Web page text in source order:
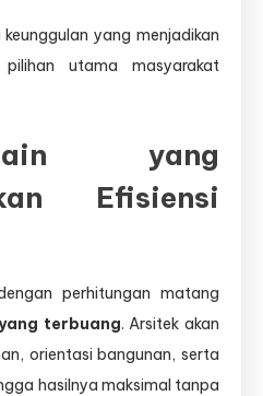
yang menjadikan
utama masyarakat
yang
Efisiensi
perhitungan matang
terbuang. Arsitek akan
orientasi bangunan, serta
hasilnya maksimal tanpa